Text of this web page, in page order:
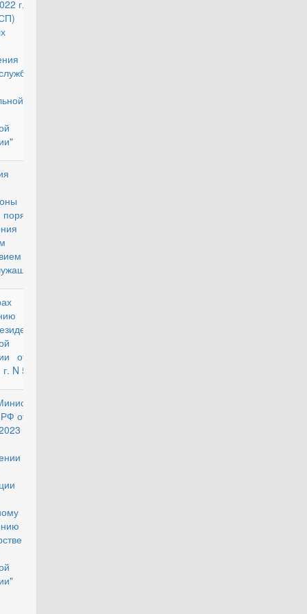
г. №
"О
в
в
РФ
по
от 8
N 528
от 15
г. N
по
в